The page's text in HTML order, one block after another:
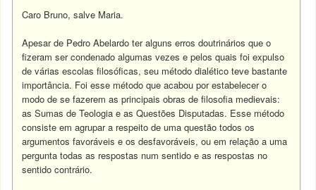
Caro Bruno, salve Maria.
Apesar de Pedro Abelardo ter alguns erros doutrinários que o
fizeram ser condenado algumas vezes e pelos quais foi expulso
de várias escolas filosóficas, seu método dialético teve bastante
importância. Foi esse método que acabou por estabelecer o
modo de se fazerem as principais obras de filosofia medievais:
as Sumas de Teologia e as Questões Disputadas. Esse método
consiste em agrupar a respeito de uma questão todos os
argumentos favoráveis e os desfavoráveis, ou em relação a uma
pergunta todas as respostas num sentido e as respostas no
sentido contrário.